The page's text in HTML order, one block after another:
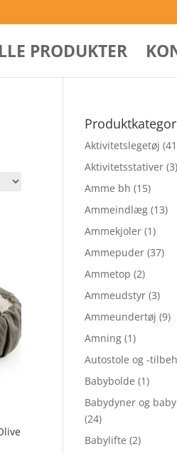
PRODUKTER
Aktivitetslegetøj
Aktivitetsstativer (3)
Amme bh (15)
Ammeindlæg (13)
Ammekjoler (1)
Ammepuder (37)
Ammetop (2)
Ammeudstyr (3)
Ammeundertøj (9)
Amning (1)
Autostole og -
Babybolde (1)
Babydyner og
(24)
Babylifte (2)